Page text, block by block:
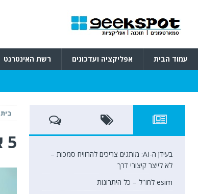
עמוד הבית אפליקציה ועדכונים רשת האינטרנט
בית
5 אפליקציות שאתם חייבים ב2020
בעידן ה-AI: מותגים צריכים להרוויח סמכות –
לא לייצר קיצורי דרך
esim לחו"ל – כל היתרונות